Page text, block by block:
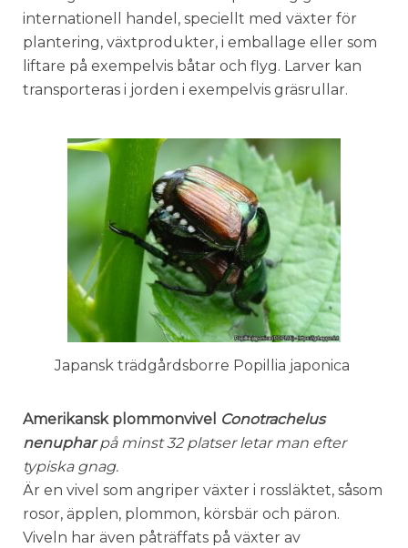
internationell handel, speciellt med växter för
plantering, växtprodukter, i emballage eller som
liftare på exempelvis båtar och flyg. Larver kan
transporteras i jorden i exempelvis gräsrullar.
Japansk trädgårdsborre Popillia japonica
Amerikansk plommonvivel Conotrachelus
nenupharpå minst 32 platser letar man efter
typiska gnag.
Är en vivel som angriper växter i rossläktet, såsom
rosor, äpplen, plommon, körsbär och päron.
Viveln har även påträffats på växter av